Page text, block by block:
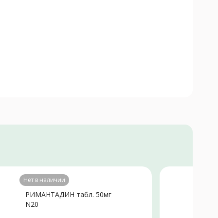
Нет в наличии
РИМАНТАДИН табл. 50мг
N20